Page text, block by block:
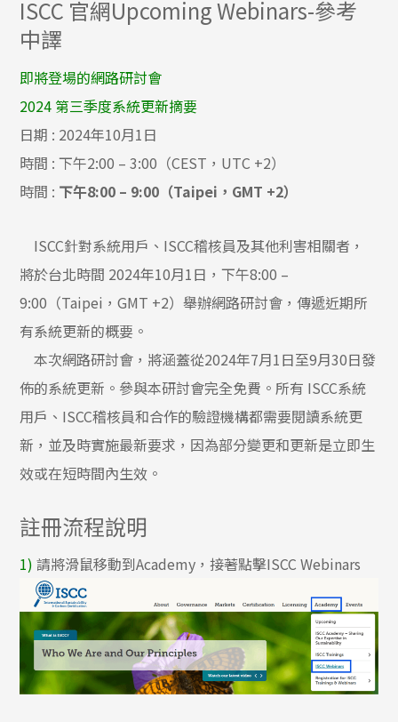
ISCC 官網Upcoming Webinars-參考
中譯
即將登場的網路研討會
2024 第三季度系統更新摘要
日期 : 2024年10月1日
時間 : 下午2:00 – 3:00（CEST，UTC +2）
時間 : 下午8:00 – 9:00（Taipei，GMT +2）
ISCC針對系統用戶、ISCC稽核員及其他利害相關者，
將於台北時間 2024年10月1日，下午8:00 –
9:00（Taipei，GMT +2）舉辦網路研討會，傳遞近期所
有系統更新的概要。
本次網路研討會，將涵蓋從2024年7月1日至9月30日發
佈的系統更新。參與本研討會完全免費。所有 ISCC系統
用戶、ISCC稽核員和合作的驗證機構都需要閱讀系統更
新，並及時實施最新要求，因為部分變更和更新是立即生
效或在短時間內生效。
註冊流程說明
1) 請將滑鼠移動到Academy，接著點擊ISCC Webinars